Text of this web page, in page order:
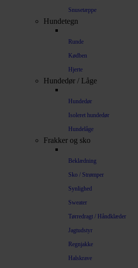
Snusetæppe
Hundetegn
Runde
Kødben
Hjerte
Hundedør / Låge
Hundedør
Isoleret hundedør
Hundelåge
Frakker og sko
Beklædning
Sko / Strømper
Synlighed
Sweater
Tørredragt / Håndklæder
Jagtudstyr
Regnjakke
Halskrave